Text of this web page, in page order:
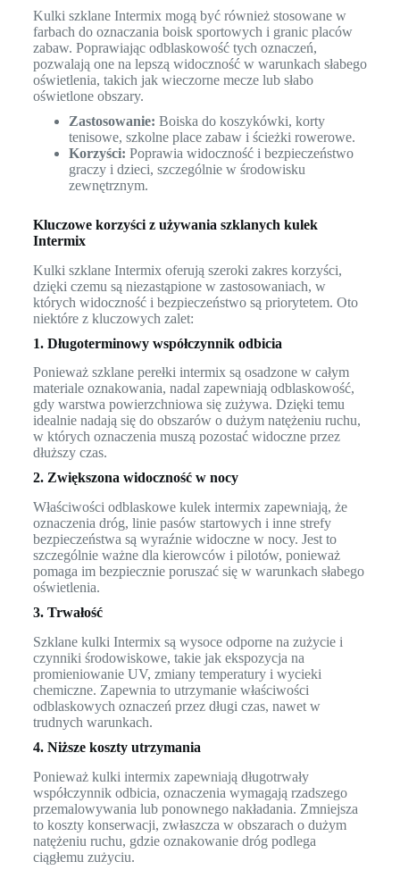
Kulki szklane Intermix mogą być również stosowane w
farbach do oznaczania boisk sportowych i granic placów
zabaw. Poprawiając odblaskowość tych oznaczeń,
pozwalają one na lepszą widoczność w warunkach słabego
oświetlenia, takich jak wieczorne mecze lub słabo
oświetlone obszary.
Zastosowanie: Boiska do koszykówki, korty
tenisowe, szkolne place zabaw i ścieżki rowerowe.
Korzyści: Poprawia widoczność i bezpieczeństwo
graczy i dzieci, szczególnie w środowisku
zewnętrznym.
Kluczowe korzyści z używania szklanych kulek
Intermix
Kulki szklane Intermix oferują szeroki zakres korzyści,
dzięki czemu są niezastąpione w zastosowaniach, w
których widoczność i bezpieczeństwo są priorytetem. Oto
niektóre z kluczowych zalet:
1. Długoterminowy współczynnik odbicia
Ponieważ szklane perełki intermix są osadzone w całym
materiale oznakowania, nadal zapewniają odblaskowość,
gdy warstwa powierzchniowa się zużywa. Dzięki temu
idealnie nadają się do obszarów o dużym natężeniu ruchu,
w których oznaczenia muszą pozostać widoczne przez
dłuższy czas.
2. Zwiększona widoczność w nocy
Właściwości odblaskowe kulek intermix zapewniają, że
oznaczenia dróg, linie pasów startowych i inne strefy
bezpieczeństwa są wyraźnie widoczne w nocy. Jest to
szczególnie ważne dla kierowców i pilotów, ponieważ
pomaga im bezpiecznie poruszać się w warunkach słabego
oświetlenia.
3. Trwałość
Szklane kulki Intermix są wysoce odporne na zużycie i
czynniki środowiskowe, takie jak ekspozycja na
promieniowanie UV, zmiany temperatury i wycieki
chemiczne. Zapewnia to utrzymanie właściwości
odblaskowych oznaczeń przez długi czas, nawet w
trudnych warunkach.
4. Niższe koszty utrzymania
Ponieważ kulki intermix zapewniają długotrwały
współczynnik odbicia, oznaczenia wymagają rzadszego
przemalowywania lub ponownego nakładania. Zmniejsza
to koszty konserwacji, zwłaszcza w obszarach o dużym
natężeniu ruchu, gdzie oznakowanie dróg podlega
ciągłemu zużyciu.